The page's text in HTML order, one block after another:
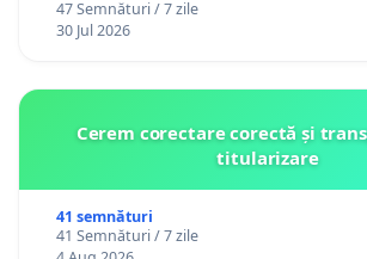
47 Semnături / 7 zile
30 Jul 2026
Cerem corectare corectă și
titularizare
41 semnături
41 Semnături / 7 zile